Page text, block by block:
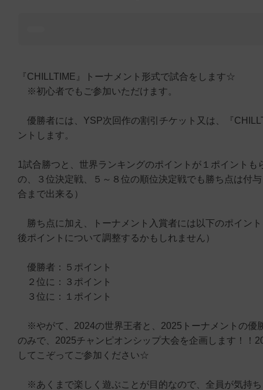
『CHILLTIME』トーナメント形式で試合をします☆
※初心者でもご参加いただけます。
優勝者には、YSP次回作の割引チケット又は、『
ントします。
1試合勝つと、世界ランキングのポイントが１ポイントも
の、３位決定戦、５～８位の順位決定戦でも勝ち点は付
合まで出来る）
勝ち点に加え、トーナメント入賞者には以下のポイン
後ポイントについて調整するかもしれません）
優勝者：５ポイント
２位に：３ポイント
３位に：１ポイント
※やがて、2024の世界王者と、2025トーナメントの優
のみで、2025チャンピオンシップ大会を企画します！！
してこぞってご参加ください☆
※あくまで楽しく遊ぶことが目的なので、全員が気持